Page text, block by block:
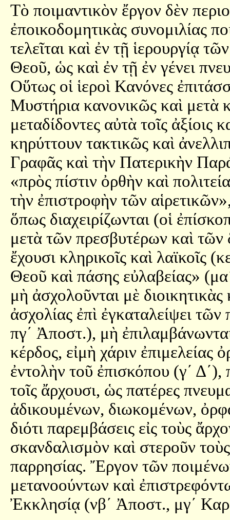
Τὸ ποιμαντικὸν ἔργον δὲν
ἐποικοδομητικὰς συνομιλίας
τελεῖται καὶ ἐν τῇ ἱερουργίᾳ
Θεοῦ, ὡς καὶ ἐν τῇ ἐν γένει
Οὕτως οἱ ἱεροὶ Κανόνες
Μυστήρια κανονικῶς καὶ μετὰ
μεταδίδοντες αὐτὰ τοῖς ἀξίοις
κηρύττουν τακτικῶς καὶ
Γραφᾶς καὶ τὴν Πατερικὴν
«πρὸς πίστιν ὀρθὴν καὶ
τὴν ἐπιστροφὴν τῶν
ὅπως διαχειρίζωνται (οἱ
μετὰ τῶν πρεσβυτέρων καὶ τῶν
ἔχουσι κληρικοῖς καὶ λαϊκοῖς
Θεοῦ καὶ πάσης εὐλαβείας»
μὴ ἀσχολοῦνται μὲ διοικητικὰς
ἀσχολίας ἐπὶ ἐγκαταλείψει
πγ´ Ἀποστ.), μὴ
κέρδος, εἰμὴ χάριν
ἐντολὴν τοῦ ἐπισκόπου (γ´
τοῖς ἄρχουσι, ὡς πατέρες
ἀδικουμένων, διωκομένων,
διότι παρεμβάσεις εἰς τοὺς
σκανδαλισμὸν καὶ στεροῦν
παρρησίας. Ἔργον τῶν
μετανοούντων καὶ
Ἐκκλησίᾳ (νβ´ Ἀποστ., μγ´